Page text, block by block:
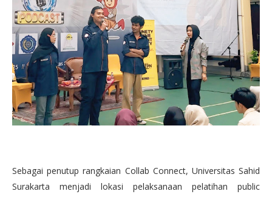
Sebagai penutup rangkaian Collab Connect, Universitas Sahid
Surakarta menjadi lokasi pelaksanaan pelatihan public